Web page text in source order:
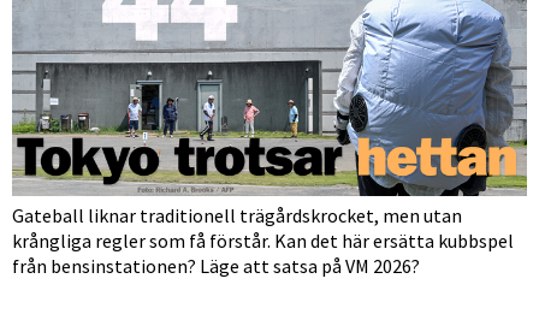
Gateball liknar traditionell trägårdskrocket, men utan
krångliga regler som få förstår. Kan det här ersätta kubbspel
från bensinstationen? Läge att satsa på VM 2026?